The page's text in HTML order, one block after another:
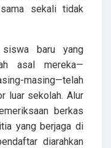
sekali tidak
baru yang
asal mereka—
masing—telah
luar sekolah. Alur
berkas
yang berjaga di
diarahkan